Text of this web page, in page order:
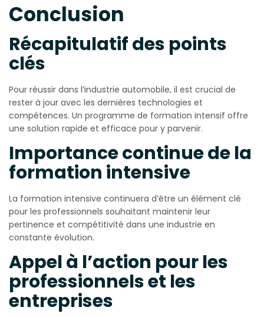
Conclusion
Récapitulatif des points
clés
Pour réussir dans l’industrie automobile, il est crucial de
rester à jour avec les dernières technologies et
compétences. Un programme de formation intensif offre
une solution rapide et efficace pour y parvenir.
Importance continue de la
formation intensive
La formation intensive continuera d’être un élément clé
pour les professionnels souhaitant maintenir leur
pertinence et compétitivité dans une industrie en
constante évolution.
Appel à l’action pour les
professionnels et les
entreprises